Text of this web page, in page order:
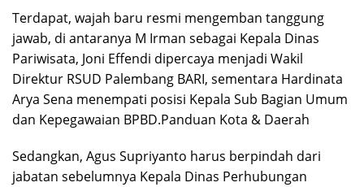
Terdapat, wajah baru resmi mengemban tanggung
jawab, di antaranya M Irman sebagai Kepala Dinas
Pariwisata, Joni Effendi dipercaya menjadi Wakil
Direktur RSUD Palembang BARI, sementara Hardinata
Arya Sena menempati posisi Kepala Sub Bagian Umum
dan Kepegawaian BPBD.Panduan Kota & Daerah
Sedangkan, Agus Supriyanto harus berpindah dari
jabatan sebelumnya Kepala Dinas Perhubungan